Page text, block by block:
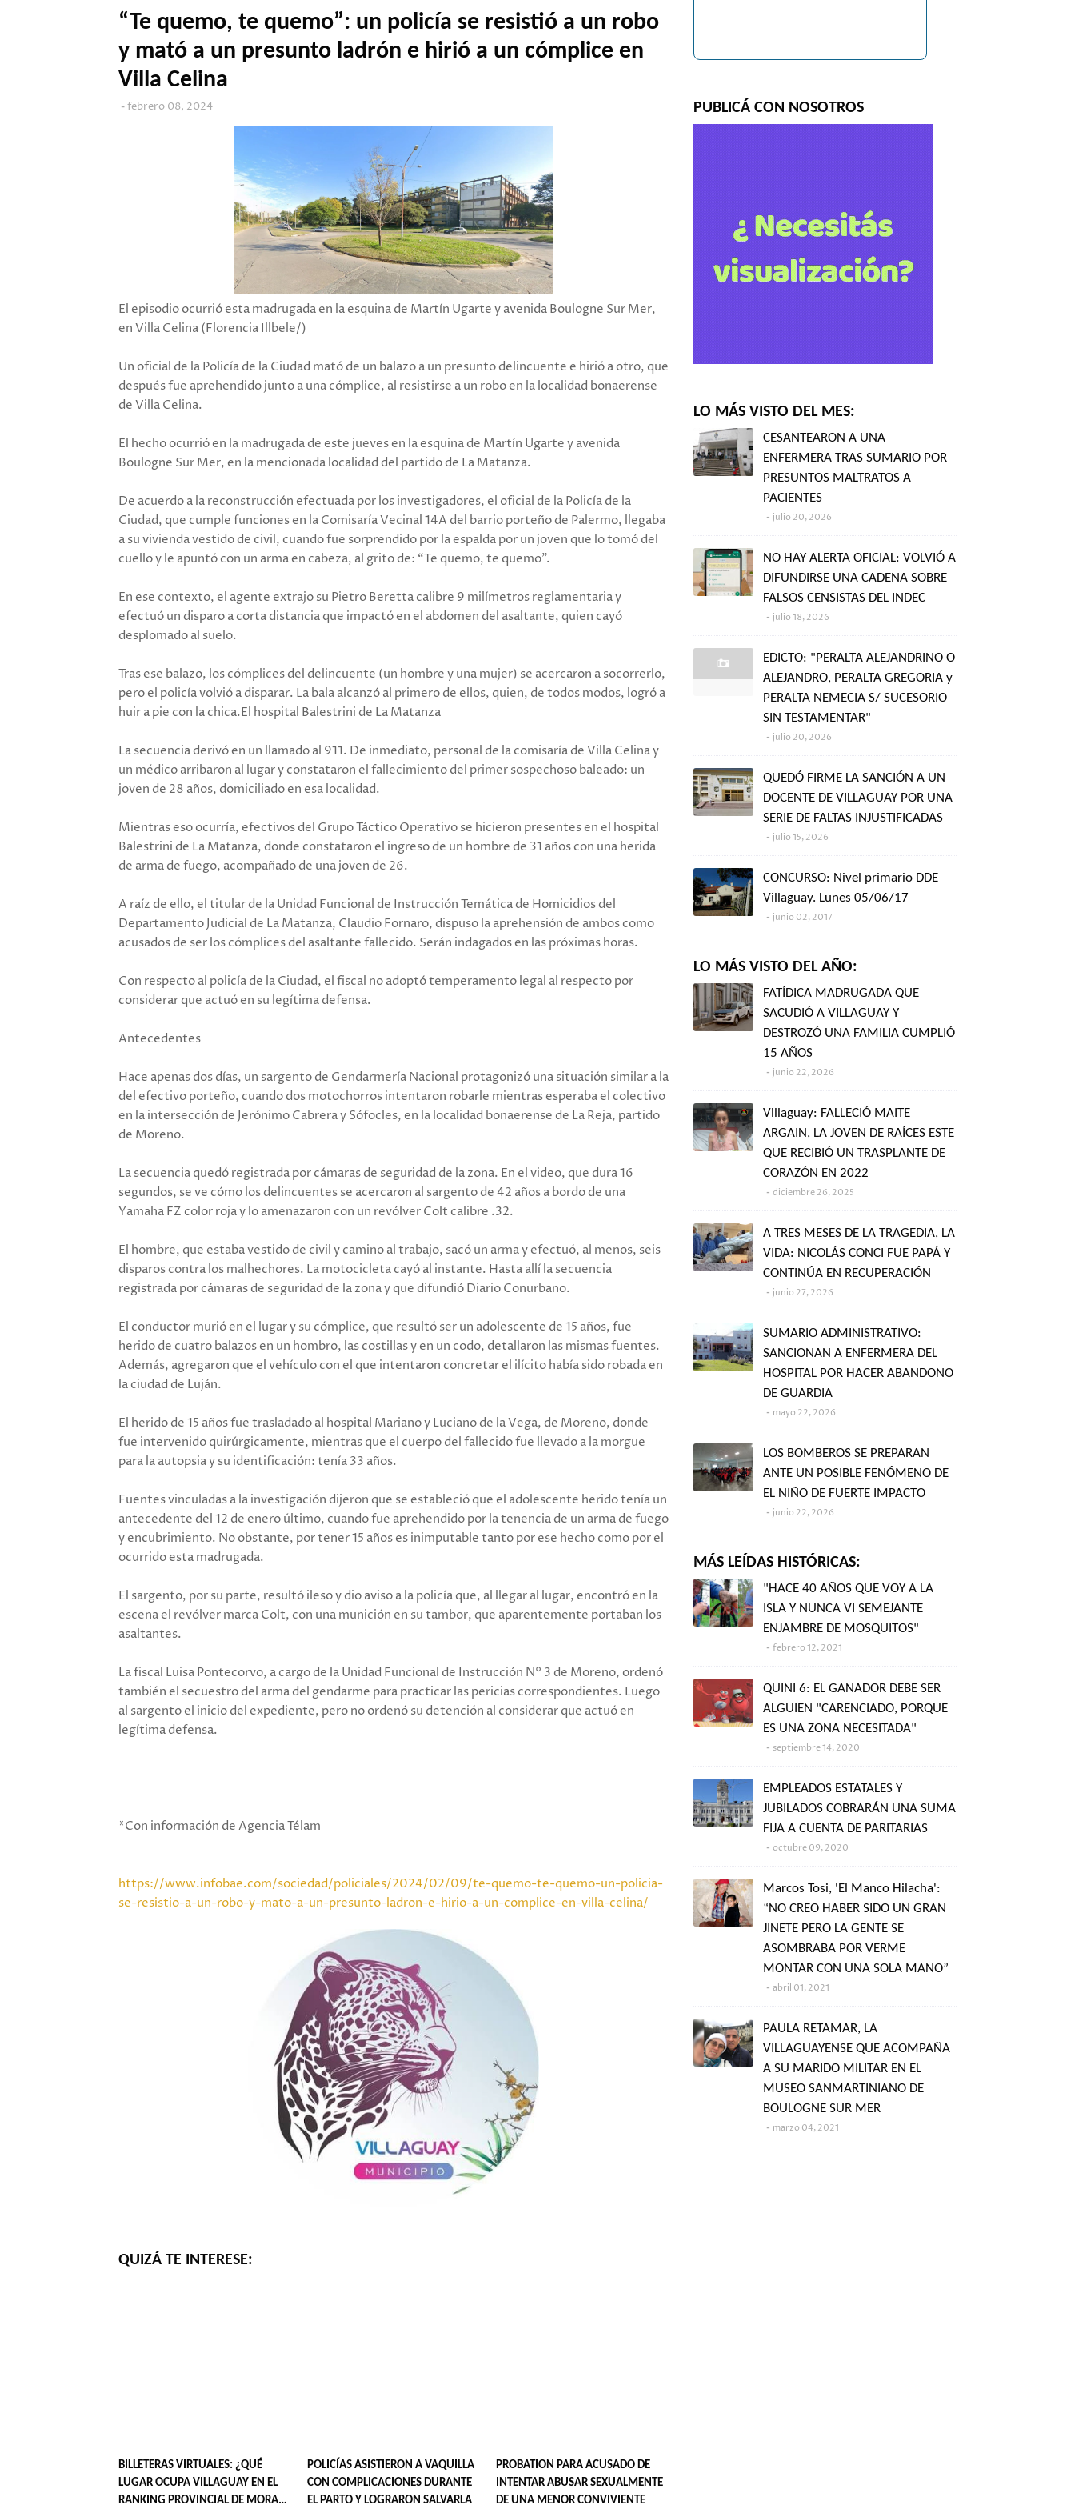
“Te quemo, te quemo”: un policía se resistió a un robo
y mató a un presunto ladrón e hirió a un cómplice en
Villa Celina
febrero 08, 2024
El episodio ocurrió esta madrugada en la esquina de Martín Ugarte y avenida Boulogne Sur Mer,
en Villa Celina (Florencia Illbele/)
Un oficial de la Policía de la Ciudad mató de un balazo a un presunto delincuente e hirió a otro, que
después fue aprehendido junto a una cómplice, al resistirse a un robo en la localidad bonaerense
de Villa Celina.
El hecho ocurrió en la madrugada de este jueves en la esquina de Martín Ugarte y avenida
Boulogne Sur Mer, en la mencionada localidad del partido de La Matanza.
De acuerdo a la reconstrucción efectuada por los investigadores, el oficial de la Policía de la
Ciudad, que cumple funciones en la Comisaría Vecinal 14A del barrio porteño de Palermo, llegaba
a su vivienda vestido de civil, cuando fue sorprendido por la espalda por un joven que lo tomó del
cuello y le apuntó con un arma en cabeza, al grito de: “Te quemo, te quemo”.
En ese contexto, el agente extrajo su Pietro Beretta calibre 9 milímetros reglamentaria y
efectuó un disparo a corta distancia que impactó en el abdomen del asaltante, quien cayó
desplomado al suelo.
Tras ese balazo, los cómplices del delincuente (un hombre y una mujer) se acercaron a socorrerlo,
pero el policía volvió a disparar. La bala alcanzó al primero de ellos, quien, de todos modos, logró a
huir a pie con la chica.El hospital Balestrini de La Matanza
La secuencia derivó en un llamado al 911. De inmediato, personal de la comisaría de Villa Celina y
un médico arribaron al lugar y constataron el fallecimiento del primer sospechoso baleado: un
joven de 28 años, domiciliado en esa localidad.
Mientras eso ocurría, efectivos del Grupo Táctico Operativo se hicieron presentes en el hospital
Balestrini de La Matanza, donde constataron el ingreso de un hombre de 31 años con una herida
de arma de fuego, acompañado de una joven de 26.
A raíz de ello, el titular de la Unidad Funcional de Instrucción Temática de Homicidios del
Departamento Judicial de La Matanza, Claudio Fornaro, dispuso la aprehensión de ambos como
acusados de ser los cómplices del asaltante fallecido. Serán indagados en las próximas horas.
Con respecto al policía de la Ciudad, el fiscal no adoptó temperamento legal al respecto por
considerar que actuó en su legítima defensa.
Antecedentes
Hace apenas dos días, un sargento de Gendarmería Nacional protagonizó una situación similar a la
del efectivo porteño, cuando dos motochorros intentaron robarle mientras esperaba el colectivo
en la intersección de Jerónimo Cabrera y Sófocles, en la localidad bonaerense de La Reja, partido
de Moreno.
La secuencia quedó registrada por cámaras de seguridad de la zona. En el video, que dura 16
segundos, se ve cómo los delincuentes se acercaron al sargento de 42 años a bordo de una
Yamaha FZ color roja y lo amenazaron con un revólver Colt calibre .32.
El hombre, que estaba vestido de civil y camino al trabajo, sacó un arma y efectuó, al menos, seis
disparos contra los malhechores. La motocicleta cayó al instante. Hasta allí la secuencia
registrada por cámaras de seguridad de la zona y que difundió Diario Conurbano.
El conductor murió en el lugar y su cómplice, que resultó ser un adolescente de 15 años, fue
herido de cuatro balazos en un hombro, las costillas y en un codo, detallaron las mismas fuentes.
Además, agregaron que el vehículo con el que intentaron concretar el ilícito había sido robada en
la ciudad de Luján.
El herido de 15 años fue trasladado al hospital Mariano y Luciano de la Vega, de Moreno, donde
fue intervenido quirúrgicamente, mientras que el cuerpo del fallecido fue llevado a la morgue
para la autopsia y su identificación: tenía 33 años.
Fuentes vinculadas a la investigación dijeron que se estableció que el adolescente herido tenía un
antecedente del 12 de enero último, cuando fue aprehendido por la tenencia de un arma de fuego
y encubrimiento. No obstante, por tener 15 años es inimputable tanto por ese hecho como por el
ocurrido esta madrugada.
El sargento, por su parte, resultó ileso y dio aviso a la policía que, al llegar al lugar, encontró en la
escena el revólver marca Colt, con una munición en su tambor, que aparentemente portaban los
asaltantes.
La fiscal Luisa Pontecorvo, a cargo de la Unidad Funcional de Instrucción N° 3 de Moreno, ordenó
también el secuestro del arma del gendarme para practicar las pericias correspondientes. Luego
al sargento el inicio del expediente, pero no ordenó su detención al considerar que actuó en
legítima defensa.
*Con información de Agencia Télam
https://www.infobae.com/sociedad/policiales/2024/02/09/te-quemo-te-quemo-un-policia-
se-resistio-a-un-robo-y-mato-a-un-presunto-ladron-e-hirio-a-un-complice-en-villa-celina/
QUIZÁ TE INTERESE:
BILLETERAS VIRTUALES: ¿QUÉ
LUGAR OCUPA VILLAGUAY EN EL
RANKING PROVINCIAL DE MORA
POLICÍAS ASISTIERON A VAQUILLA
CON COMPLICACIONES DURANTE
EL PARTO Y LOGRARON SALVARLA
PROBATION PARA ACUSADO DE
INTENTAR ABUSAR SEXUALMENTE
DE UNA MENOR CONVIVIENTE
PUBLICÁ CON NOSOTROS
LO MÁS VISTO DEL MES:
CESANTEARON A UNA
ENFERMERA TRAS SUMARIO POR
PRESUNTOS MALTRATOS A
PACIENTES
julio 20, 2026
NO HAY ALERTA OFICIAL: VOLVIÓ A
DIFUNDIRSE UNA CADENA SOBRE
FALSOS CENSISTAS DEL INDEC
julio 18, 2026
EDICTO: "PERALTA ALEJANDRINO O
ALEJANDRO, PERALTA GREGORIA y
PERALTA NEMECIA S/ SUCESORIO
SIN TESTAMENTAR"
julio 20, 2026
QUEDÓ FIRME LA SANCIÓN A UN
DOCENTE DE VILLAGUAY POR UNA
SERIE DE FALTAS INJUSTIFICADAS
julio 15, 2026
CONCURSO: Nivel primario DDE
Villaguay. Lunes 05/06/17
junio 02, 2017
LO MÁS VISTO DEL AÑO:
FATÍDICA MADRUGADA QUE
SACUDIÓ A VILLAGUAY Y
DESTROZÓ UNA FAMILIA CUMPLIÓ
15 AÑOS
junio 22, 2026
Villaguay: FALLECIÓ MAITE
ARGAIN, LA JOVEN DE RAÍCES ESTE
QUE RECIBIÓ UN TRASPLANTE DE
CORAZÓN EN 2022
diciembre 26, 2025
A TRES MESES DE LA TRAGEDIA, LA
VIDA: NICOLÁS CONCI FUE PAPÁ Y
CONTINÚA EN RECUPERACIÓN
junio 27, 2026
SUMARIO ADMINISTRATIVO:
SANCIONAN A ENFERMERA DEL
HOSPITAL POR HACER ABANDONO
DE GUARDIA
mayo 22, 2026
LOS BOMBEROS SE PREPARAN
ANTE UN POSIBLE FENÓMENO DE
EL NIÑO DE FUERTE IMPACTO
junio 22, 2026
MÁS LEÍDAS HISTÓRICAS:
"HACE 40 AÑOS QUE VOY A LA
ISLA Y NUNCA VI SEMEJANTE
ENJAMBRE DE MOSQUITOS"
febrero 12, 2021
QUINI 6: EL GANADOR DEBE SER
ALGUIEN "CARENCIADO, PORQUE
ES UNA ZONA NECESITADA"
septiembre 14, 2020
EMPLEADOS ESTATALES Y
JUBILADOS COBRARÁN UNA SUMA
FIJA A CUENTA DE PARITARIAS
octubre 09, 2020
Marcos Tosi, 'El Manco Hilacha':
“NO CREO HABER SIDO UN GRAN
JINETE PERO LA GENTE SE
ASOMBRABA POR VERME
MONTAR CON UNA SOLA MANO”
abril 01, 2021
PAULA RETAMAR, LA
VILLAGUAYENSE QUE ACOMPAÑA
A SU MARIDO MILITAR EN EL
MUSEO SANMARTINIANO DE
BOULOGNE SUR MER
marzo 04, 2021